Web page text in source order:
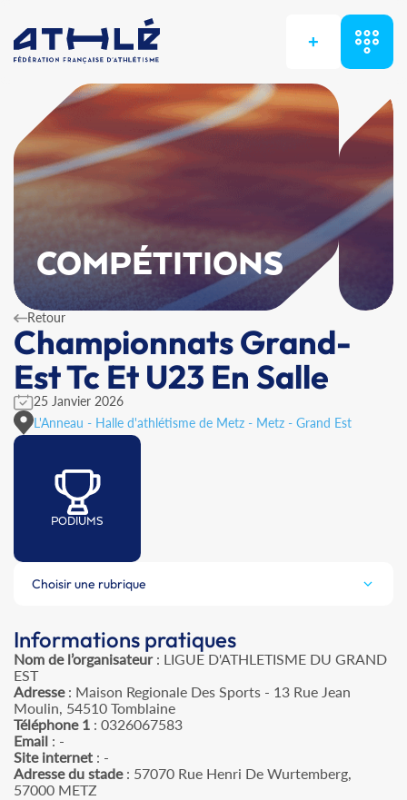
+
COMPÉTITIONS
Retour
Championnats Grand-
Est Tc Et U23 En Salle
25 Janvier 2026
L'Anneau - Halle d'athlétisme de Metz - Metz - Grand Est
PODIUMS
Choisir une rubrique
Informations pratiques
Nom de l’organisateur: LIGUE D'ATHLETISME DU GRAND
EST
Adresse: Maison Regionale Des Sports - 13 Rue Jean
Moulin, 54510 Tomblaine
Téléphone 1 : 0326067583
Email : -
Site internet : -
Adresse du stade: 57070 Rue Henri De Wurtemberg,
57000 METZ